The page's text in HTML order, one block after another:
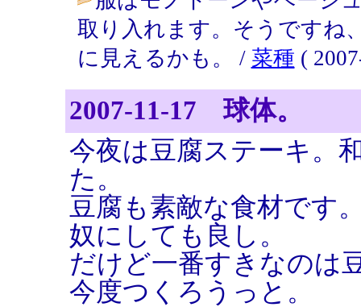
取り入れます。そうですね
に見えるかも。 / 菜種 (
2007-11-17 球体。
今夜は豆腐ステーキ。
た。
豆腐も素敵な食材です
奴にしても良し。
だけど一番すきなのは
今度つくろうっと。